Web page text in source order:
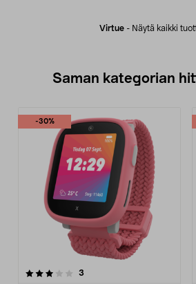
Virtue- Näytä kaikki
Saman kategorian
-30%
3
3.5 viidestä